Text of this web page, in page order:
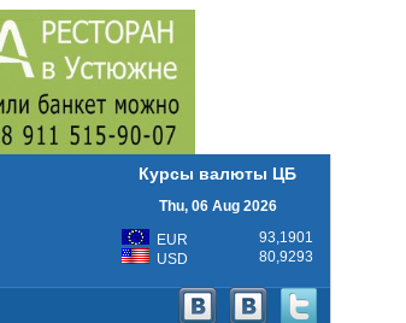
Курсы валюты ЦБ
Thu, 06 Aug 2026
EUR
93,1901
USD
80,9293